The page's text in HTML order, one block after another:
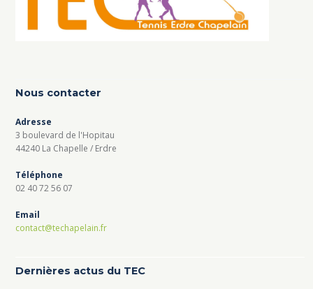
Nous contacter
Adresse
3 boulevard de l'Hopitau
44240 La Chapelle / Erdre
Téléphone
02 40 72 56 07
Email
contact@techapelain.fr
Dernières actus du TEC